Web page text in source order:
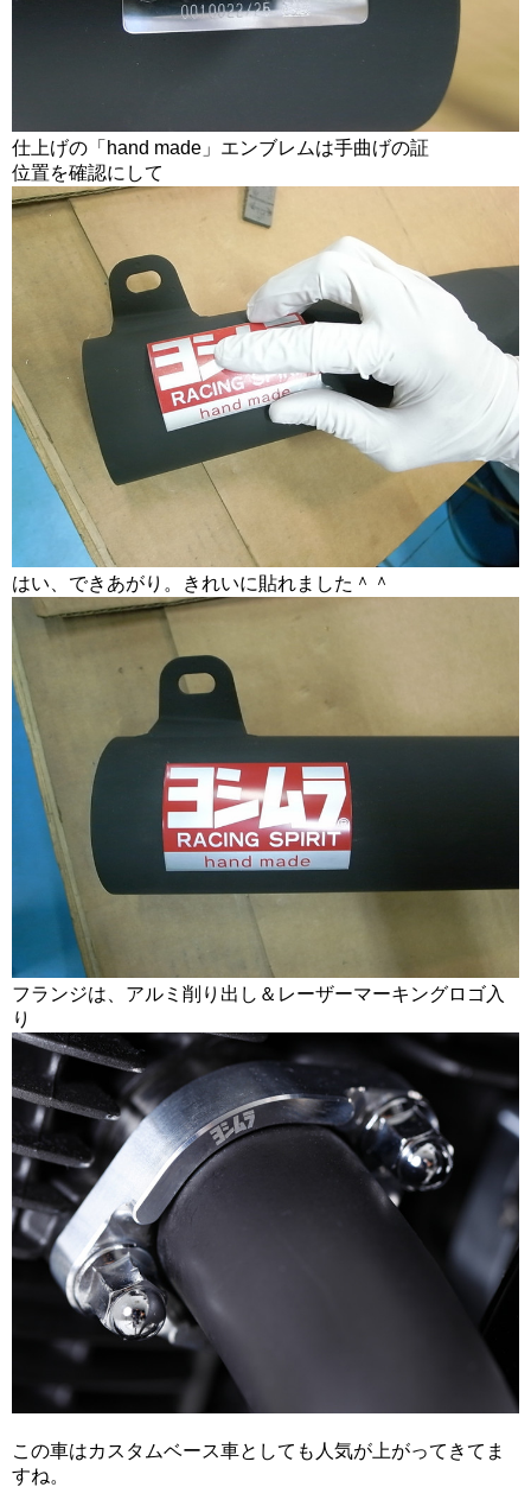
仕上げの「hand made」エンブレムは手曲げの証
位置を確認にして
はい、できあがり。きれいに貼れました＾＾
フランジは、アルミ削り出し＆レーザーマーキングロゴ入
り
この車はカスタムベース車としても人気が上がってきてま
すね。